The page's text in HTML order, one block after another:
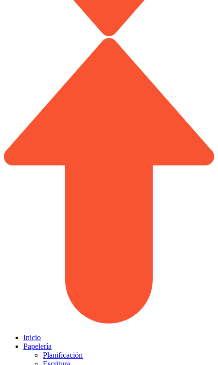
Inicio
Papelería
Planificación